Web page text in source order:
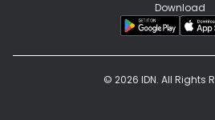
Download
© 2026 IDN. All Rights